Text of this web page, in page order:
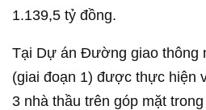
1.139,5 tỷ đồng.
Tại Dự án Đường giao thông
(giai đoạn 1) được thực hiện
3 nhà thầu trên góp mặt